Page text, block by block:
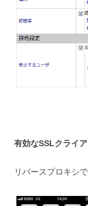
有効なSSLクライ
リバースプロキシ